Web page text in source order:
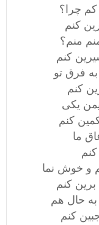
چرا؟
كنم
منم؟
كنم
فرق تو
كنم
يكى
كنم
ما
و خوش نما
كنم
حال هم
كنم